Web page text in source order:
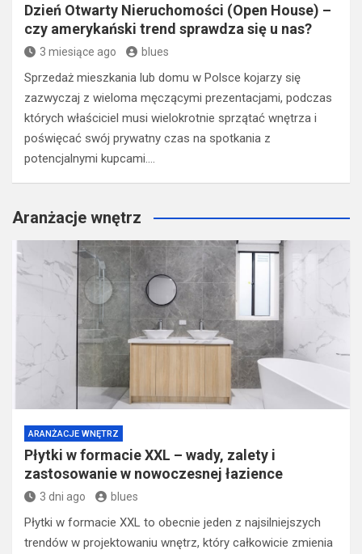
Dzień Otwarty Nieruchomości (Open House) –
czy amerykański trend sprawdza się u nas?
3 miesiące ago blues
Sprzedaż mieszkania lub domu w Polsce kojarzy się
zazwyczaj z wieloma męczącymi prezentacjami, podczas
których właściciel musi wielokrotnie sprzątać wnętrza i
poświęcać swój prywatny czas na spotkania z
potencjalnymi kupcami.…
Aranżacje wnętrz
ARANŻACJE WNĘTRZ
Płytki w formacie XXL – wady, zalety i
zastosowanie w nowoczesnej łazience
3 dni ago blues
Płytki w formacie XXL to obecnie jeden z najsilniejszych
trendów w projektowaniu wnętrz, który całkowicie zmienia